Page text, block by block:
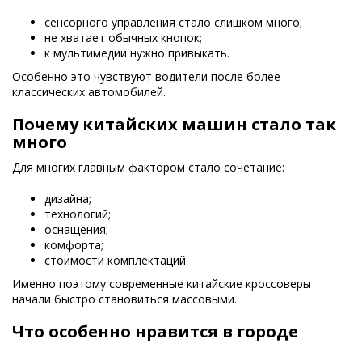
сенсорного управления стало слишком много;
не хватает обычных кнопок;
к мультимедии нужно привыкать.
Особенно это чувствуют водители после более
классических автомобилей.
Почему китайских машин стало так
много
Для многих главным фактором стало сочетание:
дизайна;
технологий;
оснащения;
комфорта;
стоимости комплектаций.
Именно поэтому современные китайские кроссоверы
начали быстро становиться массовыми.
Что особенно нравится в городе